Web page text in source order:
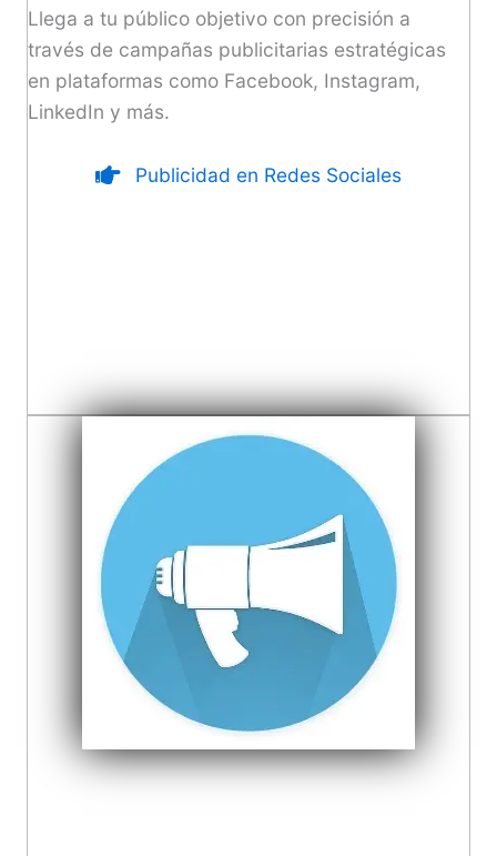
Llega a tu público objetivo con precisión a
través de campañas publicitarias estratégicas
en plataformas como Facebook, Instagram,
LinkedIn y más.
Publicidad en Redes Sociales